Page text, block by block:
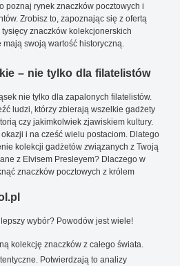
poznaj rynek znaczków pocztowych i
Zrobisz to, zapoznając się z ofertą
znaczków kolekcjonerskich
swoją wartość historyczną.
– nie tylko dla filatelistów
nie tylko dla zapalonych filatelistów.
ludzi, którzy zbierają wszelkie gadżety
czy jakimkolwiek zjawiskiem kultury.
i na cześć wielu postaciom. Dlatego
kolekcji gadżetów związanych z Twoją
z Elvisem Presleyem? Dlaczego w
znaczków pocztowych z królem
wybór? Powodów jest wiele!
kolekcję znaczków z całego świata.
Potwierdzają to analizy